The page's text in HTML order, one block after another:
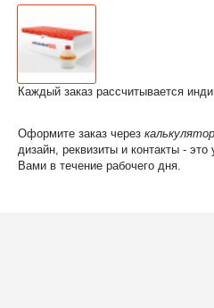
Каждый заказ рассчитывается
Оформите заказ через калькулятор
дизайн, реквизиты и контакты -
Вами в течение рабочего дня.